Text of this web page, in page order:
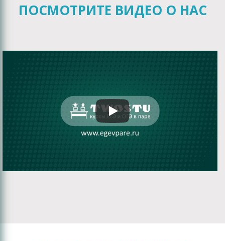
ПОСМОТРИТЕ ВИДЕО О НАС